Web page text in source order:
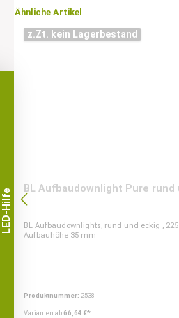
Ähnliche Artikel
z.Zt. kein Lagerbestand
BL Aufbaudownlight Pure rund
BL Aufbaudownlights, rund und eckig , 225
Aufbauhöhe 35 mm
Produktnummer: 2538
Varianten ab66,64 €*
LED-Hilfe